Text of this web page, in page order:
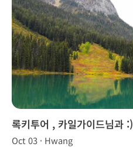
록키투어 , 카일가이드님과 :)
Oct 03 · Hwang